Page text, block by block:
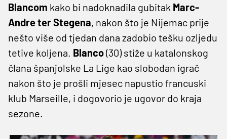
Blancom kako bi nadoknadila gubitak Marc-
Andre ter Stegena, nakon što je Nijemac prije
nešto više od tjedan dana zadobio tešku ozljedu
tetive koljena. Blanco(30) stiže u katalonskog
člana španjolske La Lige kao slobodan igrač
nakon što je prošli mjesec napustio francuski
klub Marseille, i dogovorio je ugovor do kraja
sezone.